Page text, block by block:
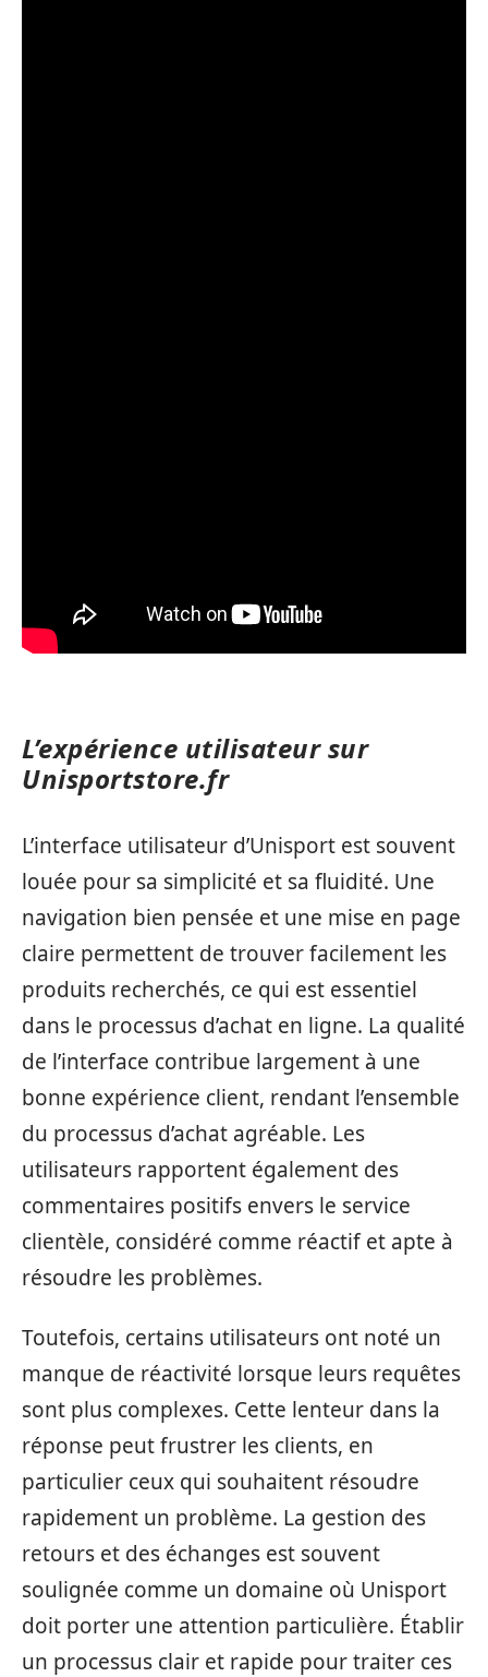
L’expérience utilisateur sur
Unisportstore.fr
L’interface utilisateur d’Unisport est souvent
louée pour sa simplicité et sa fluidité. Une
navigation bien pensée et une mise en page
claire permettent de trouver facilement les
produits recherchés, ce qui est essentiel
dans le processus d’achat en ligne. La qualité
de l’interface contribue largement à une
bonne expérience client, rendant l’ensemble
du processus d’achat agréable. Les
utilisateurs rapportent également des
commentaires positifs envers le service
clientèle, considéré comme réactif et apte à
résoudre les problèmes.
Toutefois, certains utilisateurs ont noté un
manque de réactivité lorsque leurs requêtes
sont plus complexes. Cette lenteur dans la
réponse peut frustrer les clients, en
particulier ceux qui souhaitent résoudre
rapidement un problème. La gestion des
retours et des échanges est souvent
soulignée comme un domaine où Unisport
doit porter une attention particulière. Établir
un processus clair et rapide pour traiter ces